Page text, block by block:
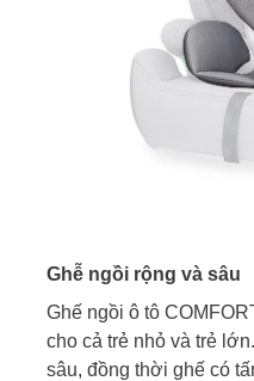
Ghễ ngồi rộng và sâu
Ghế ngồi ô tô
cho cả trẻ nhỏ và trẻ
sâu, đồng thời ghế có